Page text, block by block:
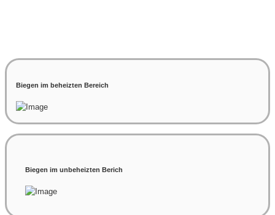
Biegen im beheizten Bereich
Biegen im unbeheizten Berich